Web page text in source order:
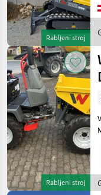
Rabljeni stroj
Rabljeni stroj